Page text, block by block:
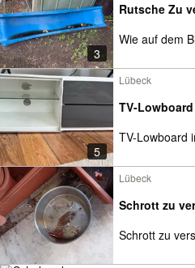
3
Rutsche Zu
Wie auf dem
5
Lübeck
TV-
TV-Lowboard
Lübeck
Schrott zu
Schrott zu